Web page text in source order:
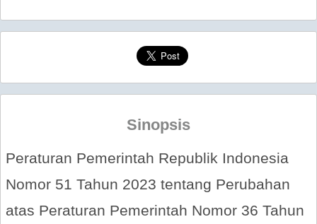
Sinopsis
Peraturan Pemerintah Republik Indonesia
Nomor 51 Tahun 2023 tentang Perubahan
atas Peraturan Pemerintah Nomor 36 Tahun